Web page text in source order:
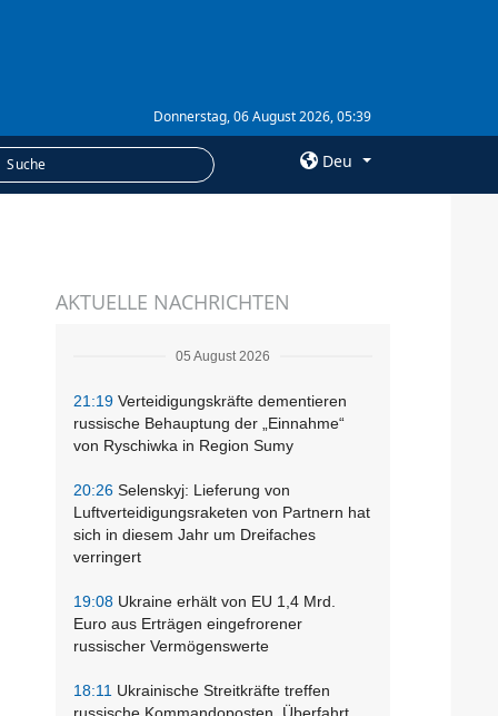
Donnerstag, 06 August 2026, 05:39
Deu
Abonnement
AKTUELLE NACHRICHTEN
05 August 2026
21:19 Verteidigungskräfte dementieren
russische Behauptung der „Einnahme“
von Ryschiwka in Region Sumy
20:26 Selenskyj: Lieferung von
Luftverteidigungsraketen von Partnern hat
sich in diesem Jahr um Dreifaches
verringert
19:08 Ukraine erhält von EU 1,4 Mrd.
Euro aus Erträgen eingefrorener
russischer Vermögenswerte
18:11 Ukrainische Streitkräfte treffen
russische Kommandoposten, Überfahrt